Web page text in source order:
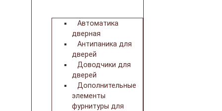
Автоматика
дверная
Антипаника для
дверей
Доводчики для
дверей
Дополнительные
элементы
фурнитуры для